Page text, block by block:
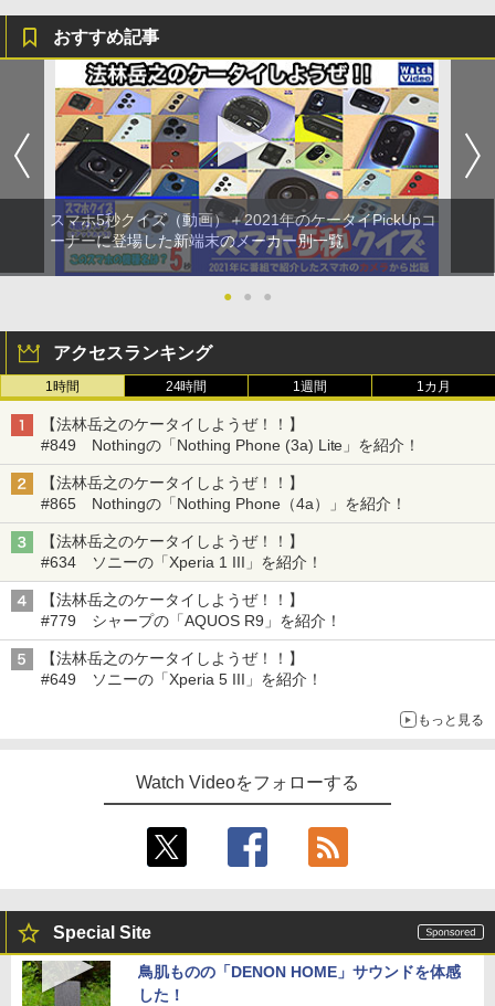
おすすめ記事
スマホ5秒クイズ（動画）＋2021年のケータイPickUpコ
ーナーに登場した新端末のメーカー別一覧
● ● ●
アクセスランキング
1時間 24時間 1週間 1カ月
【法林岳之のケータイしようぜ！！】
#849 Nothingの「Nothing Phone (3a) Lite」を紹介！
【法林岳之のケータイしようぜ！！】
#865 Nothingの「Nothing Phone（4a）」を紹介！
【法林岳之のケータイしようぜ！！】
#634 ソニーの「Xperia 1 III」を紹介！
【法林岳之のケータイしようぜ！！】
#779 シャープの「AQUOS R9」を紹介！
【法林岳之のケータイしようぜ！！】
#649 ソニーの「Xperia 5 III」を紹介！
もっと見る
Watch Videoをフォローする
Special Site
鳥肌ものの「DENON HOME」サウンドを体感
した！